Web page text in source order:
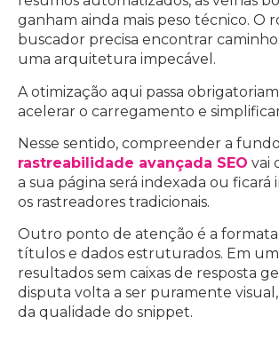
ganham ainda mais peso técnico. O
buscador precisa encontrar
uma arquitetura impecável.
A otimização aqui passa
acelerar o carregamento e
Nesse sentido, compreender a
rastreabilidade avançada SEO vai
a sua página será indexada ou ficará
os rastreadores tradicionais.
Outro ponto de atenção é a
títulos e dados estruturados. Em
resultados sem caixas de resposta
disputa volta a ser puramente
da qualidade do snippet.